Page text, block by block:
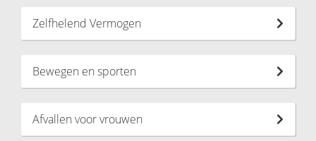
Zelfhelend Vermogen
Bewegen en sporten
Afvallen voor vrouwen